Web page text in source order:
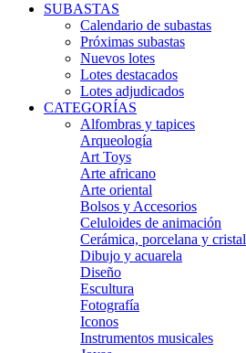
SUBASTAS
Calendario de subastas
Próximas subastas
Nuevos lotes
Lotes destacados
Lotes adjudicados
CATEGORÍAS
Alfombras y tapices
Arqueología
Art Toys
Arte africano
Arte oriental
Bolsos y Accesorios
Celuloides de animación
Cerámica, porcelana y cristal
Dibujo y acuarela
Diseño
Escultura
Fotografía
Iconos
Instrumentos musicales